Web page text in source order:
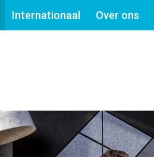
Internationaal Over ons